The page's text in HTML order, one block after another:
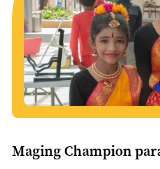
Maging Champion